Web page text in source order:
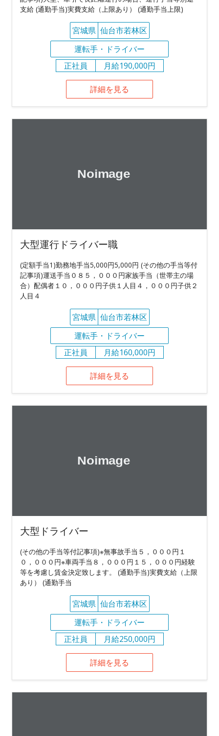
支給 (通勤手当)実費支給（上限あり） (通勤手当上限)
宮城県 仙台市若林区
運転手・ドライバー
正社員
月給190,000円
詳細を見る
大型運行ドライバー職
(定額手当1)勤務地手当5,000円5,000円 (その他の手当等付
記事項)運送手当０８５，０００円家族手当（世帯主の場
合）配偶者１０，０００円子供１人目４，０００円子供２
人目４
宮城県 仙台市若林区
運転手・ドライバー
正社員
月給160,000円
詳細を見る
大型ドライバー
(その他の手当等付記事項)※無事故手当５，０００円１
０，０００円※車両手当８，０００円１５，０００円経験
等を考慮し賃金決定致します。 (通勤手当)実費支給（上限
あり） (通勤手当
宮城県 仙台市若林区
運転手・ドライバー
正社員
月給250,000円
詳細を見る